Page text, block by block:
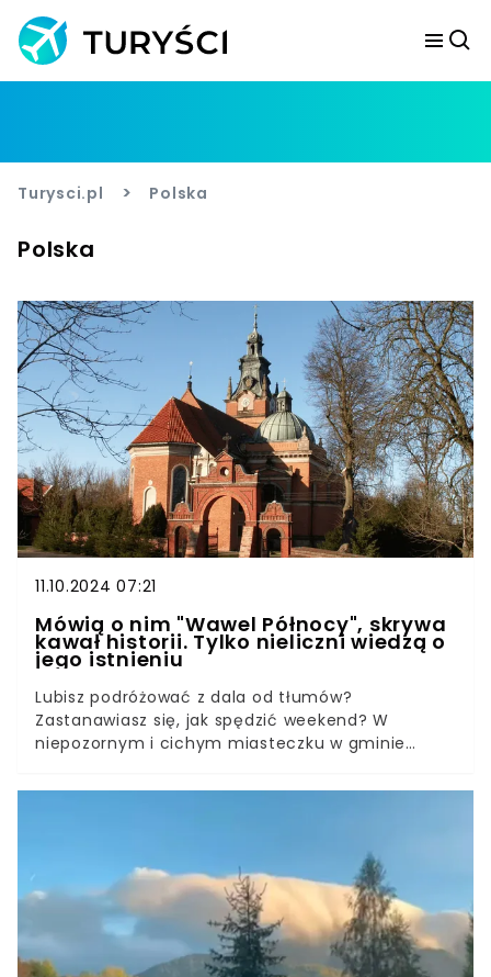
Turysci.pl > Polska
Polska
11.10.2024 07:21
Mówią o nim "Wawel Północy", skrywa
kawał historii. Tylko nieliczni wiedzą o
jego istnieniu
Lubisz podróżować z dala od tłumów?
Zastanawiasz się, jak spędzić weekend? W
niepozornym i cichym miasteczku w gminie
znajduje się prawdziwa perła architektury. “Wawel
nad okolicą. Z czego wynika wyjątkowość tego
obiektu? Dla wielu odwiedzających pozostaje
nadal pewną zagadką.